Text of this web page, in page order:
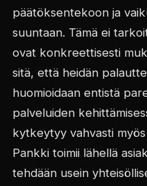
päätöksentekoon ja
suuntaan. Tämä ei
ovat konkreettisesti
sitä, että heidän
huomioidaan entistä
palveluiden
kytkeytyy vahvasti
Pankki toimii lähellä
tehdään usein